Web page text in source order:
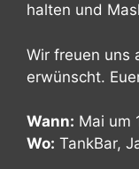
halten und
Wir freuen uns
erwünscht.
Wann: Mai um
Wo: TankBar,